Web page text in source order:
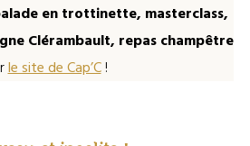
en trottinette, masterclass,
Clérambault, repas champêtre
le site de Cap’C!